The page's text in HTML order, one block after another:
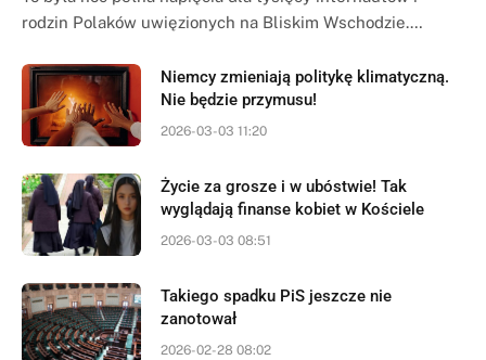
rodzin Polaków uwięzionych na Bliskim Wschodzie.…
Niemcy zmieniają politykę klimatyczną.
Nie będzie przymusu!
2026-03-03 11:20
Życie za grosze i w ubóstwie! Tak
wyglądają finanse kobiet w Kościele
2026-03-03 08:51
Takiego spadku PiS jeszcze nie
zanotował
2026-02-28 08:02